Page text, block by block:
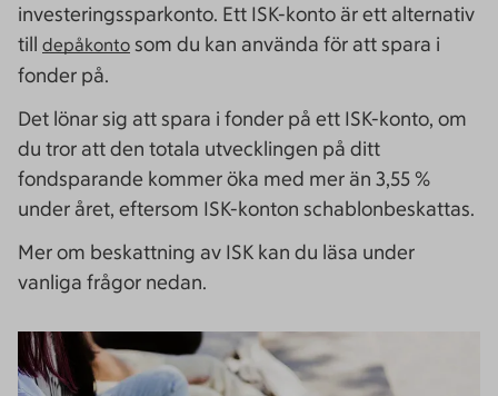
investeringssparkonto. Ett ISK-konto är ett alternativ
till depåkonto som du kan använda för att spara i
fonder på.
Det lönar sig att spara i fonder på ett ISK-konto, om
du tror att den totala utvecklingen på ditt
fondsparande kommer öka med mer än 3,55 %
under året, eftersom ISK-konton schablonbeskattas.
Mer om beskattning av ISK kan du läsa under
vanliga frågor nedan.